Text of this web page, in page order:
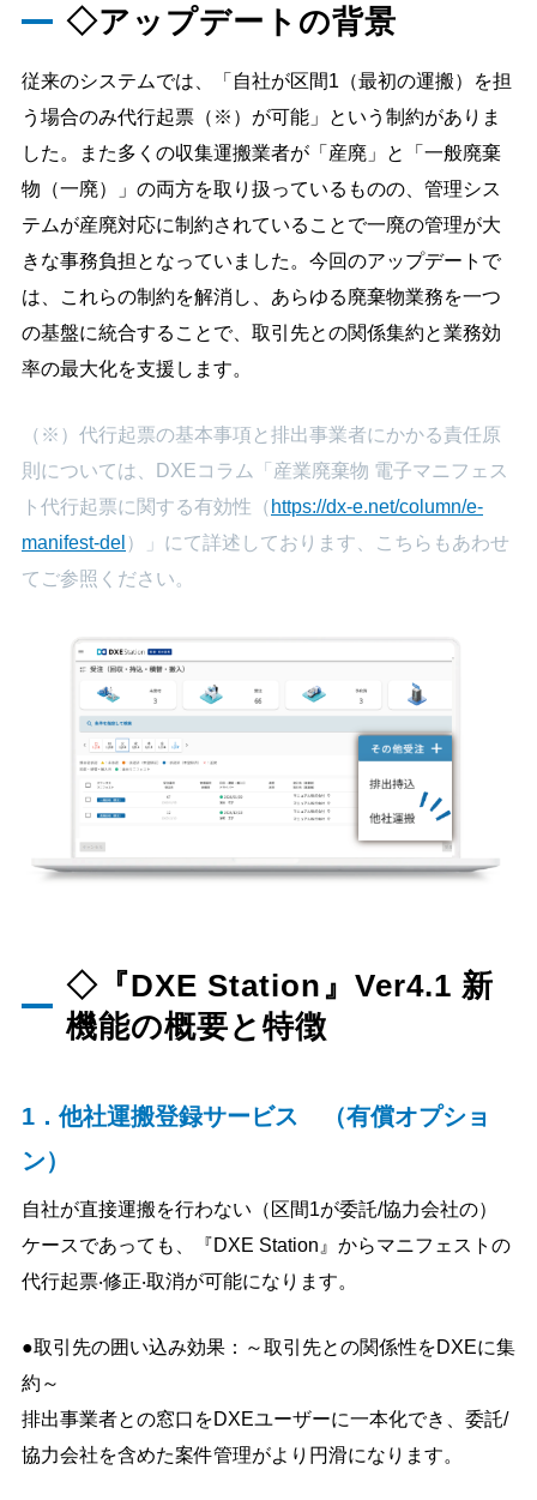
ご導入がお済みの方
◇アップデートの背景
従来のシステムでは、「自社が区間1（最初の運搬）を担
う場合のみ代行起票（※）が可能」という制約がありま
した。また多くの収集運搬業者が「産廃」と「一般廃棄
物（一廃）」の両方を取り扱っているものの、管理シス
テムが産廃対応に制約されていることで一廃の管理が大
きな事務負担となっていました。今回のアップデートで
は、これらの制約を解消し、あらゆる廃棄物業務を一つ
の基盤に統合することで、取引先との関係集約と業務効
率の最大化を支援します。
（※）代行起票の基本事項と排出事業者にかかる責任原
則については、DXEコラム「産業廃棄物 電子マニフェス
ト代行起票に関する有効性（ https://dx-e.net/column/e-
manifest-del ）」にて詳述しております、こちらもあわせ
てご参照ください。
◇『DXE Station』Ver4.1 新
機能の概要と特徴
1．他社運搬登録サービス （有償オプショ
ン）
自社が直接運搬を行わない（区間1が委託/協力会社の）
ケースであっても、『DXE Station』からマニフェストの
代行起票‧修正‧取消が可能になります。
●取引先の囲い込み効果：～取引先との関係性をDXEに集
約～
排出事業者との窓口をDXEユーザーに一本化でき、委託/
協力会社を含めた案件管理がより円滑になります。